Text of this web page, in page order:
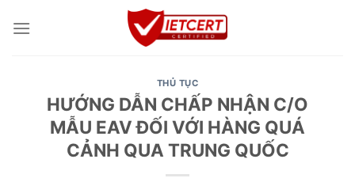
THỦ TỤC
HƯỚNG DẪN CHẤP NHẬN C/O
MẪU EAV ĐỐI VỚI HÀNG QUÁ
CẢNH QUA TRUNG QUỐC